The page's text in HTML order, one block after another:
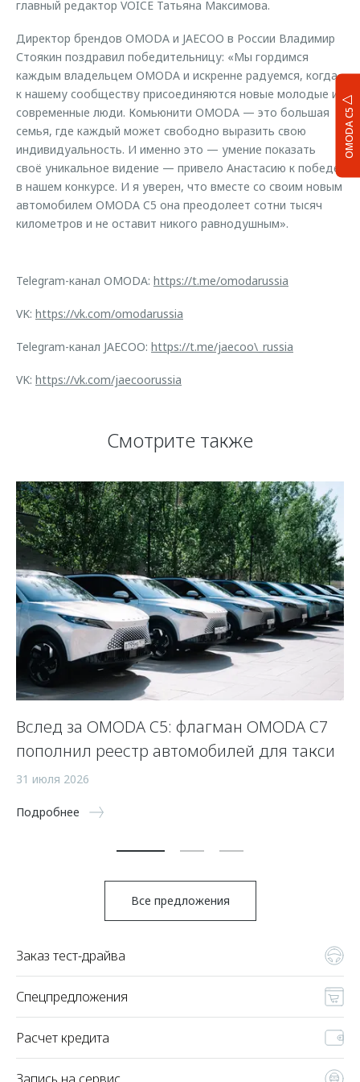
OMODA C5
главный редактор VOICE Татьяна Максимова.
Директор брендов OMODA и JAECOO в России Владимир
Стоякин поздравил победительницу: «Мы гордимся
каждым владельцем OMODA и искренне радуемся, когда
к нашему сообществу присоединяются новые молодые и
современные люди. Комьюнити OMODA — это большая
семья, где каждый может свободно выразить свою
индивидуальность. И именно это — умение показать
своё уникальное видение — привело Анастасию к победе
в нашем конкурсе. И я уверен, что вместе со своим новым
автомобилем OMODA C5 она преодолеет сотни тысяч
километров и не оставит никого равнодушным».
Telegram-канал OMODA: https://t.me/omodarussia
VK: https://vk.com/omodarussia
Telegram-канал JAECOO: https://t.me/jaecoo\_russia
VK: https://vk.com/jaecoorussia
Смотрите также
Вслед за OMODA C5: флагман OMODA C7
пополнил реестр автомобилей для такси
31 июля 2026
Подробнее
Все предложения
Заказ тест-драйва
Спецпредложения
Расчет кредита